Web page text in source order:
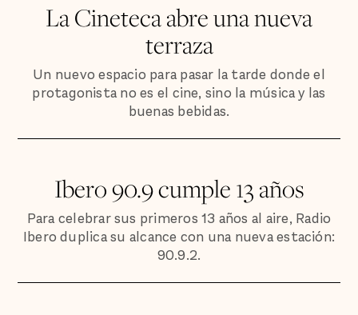
La Cineteca abre una nueva
terraza
Un nuevo espacio para pasar la tarde donde el
protagonista no es el cine, sino la música y las
buenas bebidas.
Ibero 90.9 cumple 13 años
Para celebrar sus primeros 13 años al aire, Radio
Ibero duplica su alcance con una nueva estación:
90.9.2.